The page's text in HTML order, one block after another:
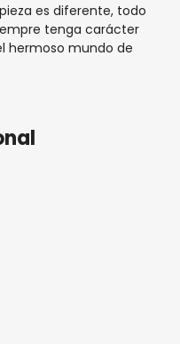
es diferente, todo
tenga carácter
hermoso mundo de